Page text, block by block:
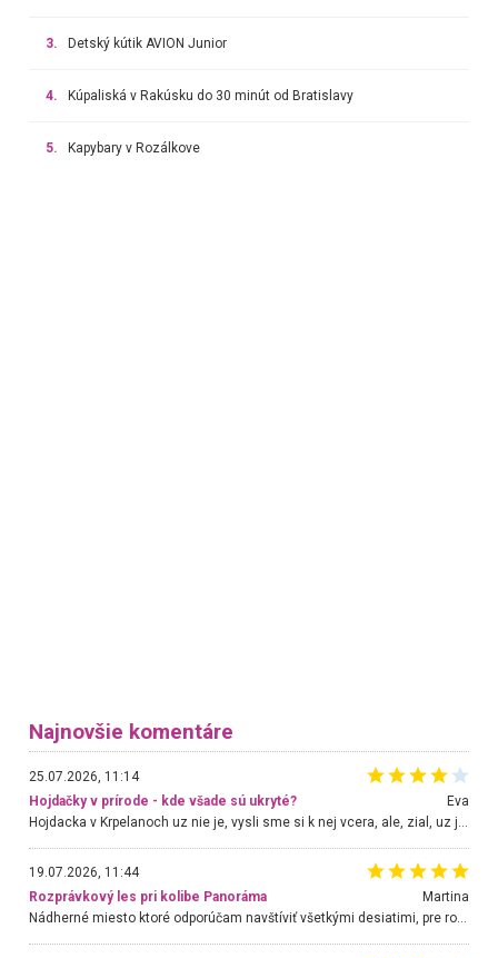
3. Detský kútik AVION Junior
4. Kúpaliská v Rakúsku do 30 minút od Bratislavy
5. Kapybary v Rozálkove
Najnovšie komentáre
25.07.2026, 11:14
Hojdačky v prírode - kde všade sú ukryté?
Eva
19.07.2026, 11:44
Rozprávkový les pri kolibe Panoráma
Martina
Nádherné miesto ktoré odporúčam navštíviť všetkými desiatimi, pre rodiny s deťmi, dôchodcom... Proste a jednoducho ozaj rozprávkový les.. určite ešte prídeme. Odniesli sme si na pamiatku krásne tričká,